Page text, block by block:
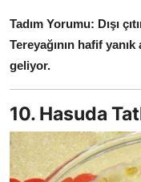
Tadım Yorumu: Dışı
Tereyağının hafif
geliyor.
10. Hasuda